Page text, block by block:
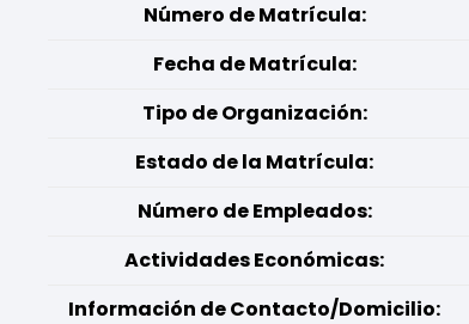
Número de Matrícula:
Fecha de Matrícula:
Tipo de Organización:
Estado de la Matrícula:
Número de Empleados:
Actividades Económicas:
Información de Contacto/Domicilio: